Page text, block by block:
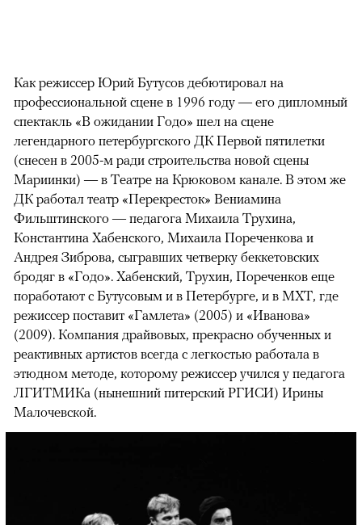
Как режиссер Юрий Бутусов дебютировал на
профессиональной сцене в 1996 году — его дипломный
спектакль «В ожидании Годо» шел на сцене
легендарного петербургского ДК Первой пятилетки
(снесен в 2005-м ради строительства новой сцены
Мариинки) — в Театре на Крюковом канале. В этом же
ДК работал театр «Перекресток» Вениамина
Фильштинского — педагога Михаила Трухина,
Константина Хабенского, Михаила Пореченкова и
Андрея Зиброва, сыгравших четверку беккетовских
бродяг в «Годо». Хабенский, Трухин, Пореченков еще
поработают с Бутусовым и в Петербурге, и в МХТ, где
режиссер поставит «Гамлета» (2005) и «Иванова»
(2009). Компания драйвовых, прекрасно обученных и
реактивных артистов всегда с легкостью работала в
этюдном методе, которому режиссер учился у педагога
ЛГИТМИКа (нынешний питерский РГИСИ) Ирины
Малочевской.